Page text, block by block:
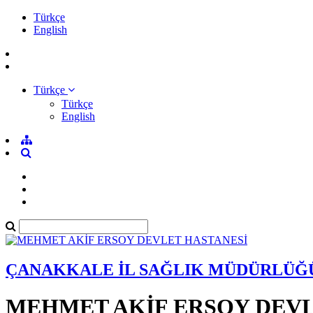
Türkçe
English
Türkçe
Türkçe
English
ÇANAKKALE İL SAĞLIK
MEHMET AKİF ERSOY